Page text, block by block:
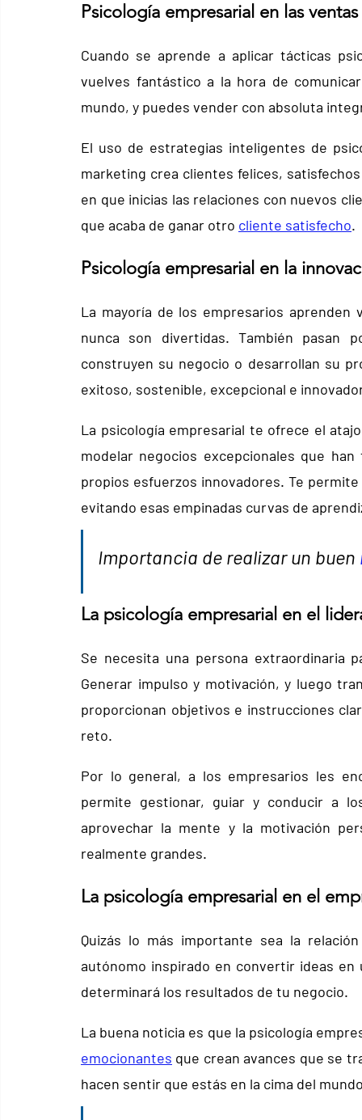
Psicología empresarial en las
Cuando se aprende a aplicar tácticas
vuelves fantástico a la hora de
mundo, y puedes vender con absoluta
El uso de estrategias inteligentes de
marketing crea clientes felices,
en que inicias las relaciones con nuevos
que acaba de ganar otro cliente satisfecho.
Psicología empresarial en la
La mayoría de los empresarios aprenden
nunca son divertidas. También pasan
construyen su negocio o desarrollan su
exitoso, sostenible, excepcional e
La psicología empresarial te ofrece el
modelar negocios excepcionales que
propios esfuerzos innovadores. Te
evitando esas empinadas curvas de
Importancia de realizar un buen
La psicología empresarial en el
Se necesita una persona extraordinaria
Generar impulso y motivación, y luego
proporcionan objetivos e instrucciones
reto.
Por lo general, a los empresarios les
permite gestionar, guiar y conducir a
aprovechar la mente y la motivación
realmente grandes.
La psicología empresarial en el
Quizás lo más importante sea la
autónomo inspirado en convertir ideas
determinará los resultados de tu negocio.
La buena noticia es que la psicología
emocionantes que crean avances que se
hacen sentir que estás en la cima del